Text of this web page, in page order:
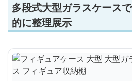
多段式大型ガラスケース
的に整理展示